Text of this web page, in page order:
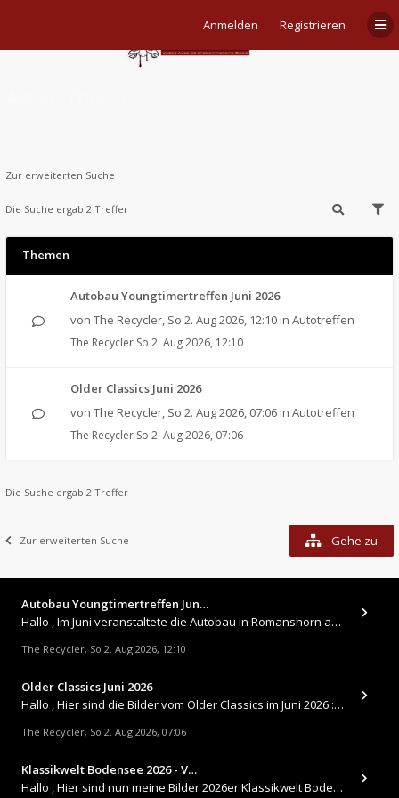
Anmelden Registrieren
Zur erweiterten Suche
Die Suche ergab 2 Treffer
Themen
Autobau Youngtimertreffen Juni 2026
von The Recycler, So 2. Aug 2026, 12:10 in Autotreffen
The Recycler So 2. Aug 2026, 12:10
Older Classics Juni 2026
von The Recycler, So 2. Aug 2026, 07:06 in Autotreffen
The Recycler So 2. Aug 2026, 07:06
Die Suche ergab 2 Treffer
Zur erweiterten Suche Gehe zu
Autobau Youngtimertreffen Jun…
Hallo , Im Juni veranstaltete die Autobau in Romanshorn auf ihrem Gelände ein kleines Youngtimertreffen : https://up.
The Recycler, So 2. Aug 2026, 12:10
Older Classics Juni 2026
​Hallo , Hier sind die Bilder vom Older Classics im Juni 2026 : https://up.picr.de/51155940wd.jpg https://up.pic
The Recycler, So 2. Aug 2026, 07:06
Klassikwelt Bodensee 2026 - V…
Hallo , Hier sind nun meine Bilder 2026er Klassikwelt Bodensee 😀 https://up.picr.de/51125547rb.jpg https://up.pi